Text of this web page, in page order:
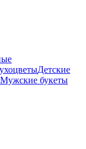
Детские
Мужские букеты